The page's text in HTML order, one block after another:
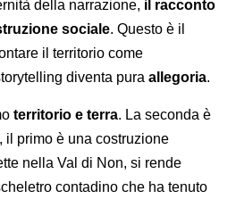
della narrazione, il racconto
sociale. Questo è il
il territorio come
diventa pura allegoria.
territorio e terra. La seconda è
primo è una costruzione
nella Val di Non, si rende
contadino che ha tenuto